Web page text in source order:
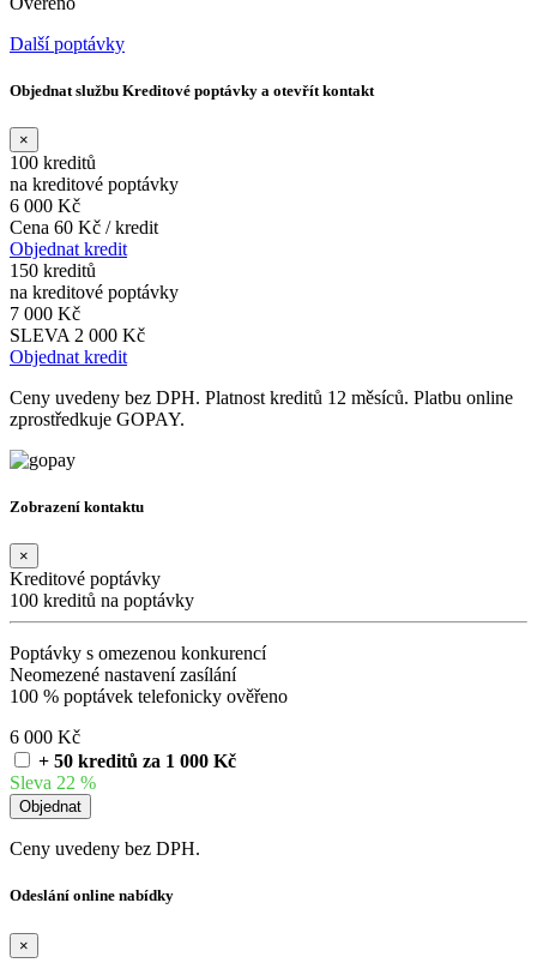
Další poptávky
Objednat službu Kreditové poptávky a otevřít kontakt
×
100 kreditů
na kreditové poptávky
6 000 Kč
Cena 60 Kč / kredit
Objednat kredit
150 kreditů
na kreditové poptávky
7 000 Kč
SLEVA 2 000 Kč
Objednat kredit
Ceny uvedeny bez DPH. Platnost kreditů 12 měsíců. Platbu online
zprostředkuje GOPAY.
Zobrazení kontaktu
×
Kreditové poptávky
100 kreditů na poptávky
Poptávky s omezenou konkurencí
Neomezené nastavení zasílání
100 % poptávek telefonicky ověřeno
6 000 Kč
+ 50 kreditů za 1 000 Kč
Sleva 22 %
Ceny uvedeny bez DPH.
Odeslání online nabídky
×